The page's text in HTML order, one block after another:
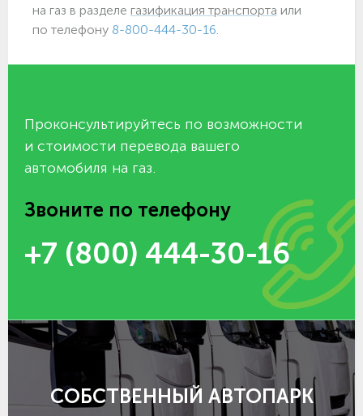
на газ в разделе газификация транспорта или
по телефону 8-800-444-30-16.
Проконсультируйтесь по возможности
и стоимости перевода вашего
автомобиля на газ.
Звоните по телефону
+7 (800) 444-30-16
СОБСТВЕННЫЙ АВТОПАРК